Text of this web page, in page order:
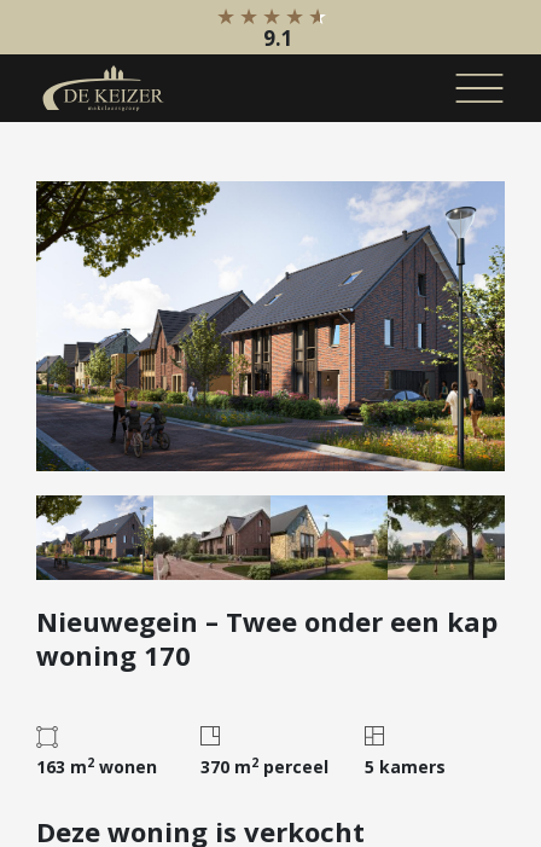
Koopaanbod
Bestaande bouw
Internationaal
Nieuwbouw
Bedrijfsaanbod
Huuraanbod
Bestaande bouw
Internationaal
Nieuwbouw
Bedrijfsaanbod
Diensten
Kopen
Verkopen
Verhuren
Taxeren
9.1
Nieuwegein – Twee onder een kap
woning 170
163 m2 wonen 370 m2perceel 5 kamers
Deze woning is verkocht